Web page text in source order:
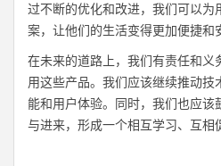
过不断的优化和改进，我们可以为
案，让他们的生活变得更加便捷和
在未来的道路上，我们有责任和义
用这些产品。我们应该继续推动
能和用户体验。同时，我们也应
与进来，形成一个相互学习、互相